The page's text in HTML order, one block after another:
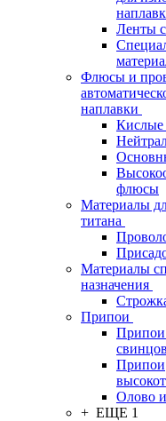
Ленты
Флюсы и
наплавки
флюсы
Материалы
титана
Материалы
назначения
Припои
Припои
Припои
Олово
+ ЕЩЕ 1